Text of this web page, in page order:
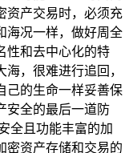
资产交易时，必须充
海况一样，做好周全
性和去中心化的特
，很难进行追回，
己的生命一样妥善保
安全的最后一道防
全且功能丰富的加
密资产存储和交易的